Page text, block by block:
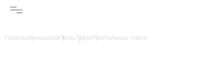
ГлавнаяЖенщинамОбувьТуфлиТекстильные туфли